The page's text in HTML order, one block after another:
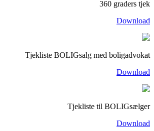
360 graders tjek
Download
Tjekliste BOLIGsalg med boligadvokat
Download
Tjekliste til BOLIGsælger
Download